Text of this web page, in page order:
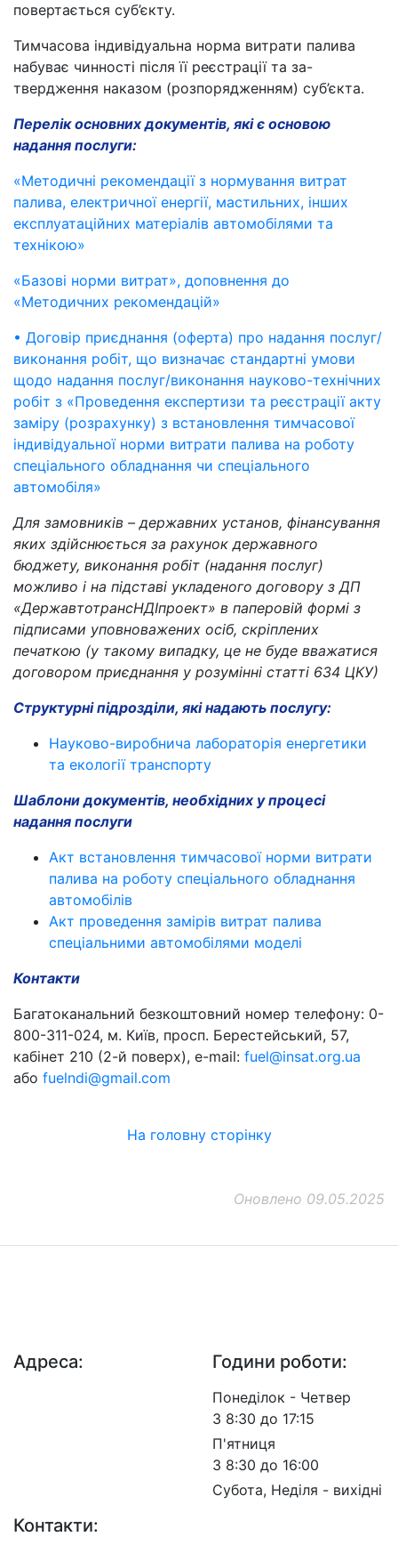
повертається суб’єкту.
Тимчасова індивідуальна норма витрати палива
набуває чинності після її реєстрації та за-
твердження наказом (розпорядженням) суб’єкта.
Перелік основних документів, які є основою
надання послуги:
«Методичні рекомендації з нормування витрат
палива, електричної енергії, мастильних, інших
експлуатаційних матеріалів автомобілями та
технікою»
«Базові норми витрат», доповнення до
«Методичних рекомендацій»
• Договір приєднання (оферта) про надання послуг/
виконання робіт, що визначає стандартні умови
щодо надання послуг/виконання науково-технічних
робіт з «Проведення експертизи та реєстрації акту
заміру (розрахунку) з встановлення тимчасової
індивідуальної норми витрати палива на роботу
спеціального обладнання чи спеціального
автомобіля»
Для замовників – державних установ, фінансування
яких здійснюється за рахунок державного
бюджету, виконання робіт (надання послуг)
можливо і на підставі укладеного договору з ДП
«ДержавтотрансНДІпроект» в паперовій формі з
підписами уповноважених осіб, скріплених
печаткою (у такому випадку, це не буде вважатися
договором приєднання у розумінні статті 634 ЦКУ)
Структурні підрозділи, які надають послугу:
Науково-виробнича лабораторія енергетики
та екології транспорту
Шаблони документів, необхідних у процесі
надання послуги
Акт встановлення тимчасової норми витрати
палива на роботу спеціального обладнання
автомобілів
Акт проведення замірів витрат палива
спеціальними автомобілями моделі
Контакти
Багатоканальний безкоштовний номер телефону: 0-
800-311-024, м. Київ, просп. Берестейський, 57,
кабінет 210 (2-й поверх), e-mail: fuel@insat.org.ua
або fuelndi@gmail.com
На головну сторінку
Оновлено 09.05.2025
Адреса: Години роботи:
Понеділок - Четвер
З 8:30 до 17:15
П'ятниця
З 8:30 до 16:00
Субота, Неділя - вихідні
Контакти: